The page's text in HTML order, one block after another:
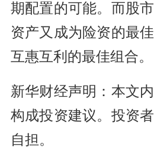
期配置的可能。而股
资产又成为险资的最
互惠互利的最佳组合。
新华财经声明：本文
构成投资建议。投资
自担。